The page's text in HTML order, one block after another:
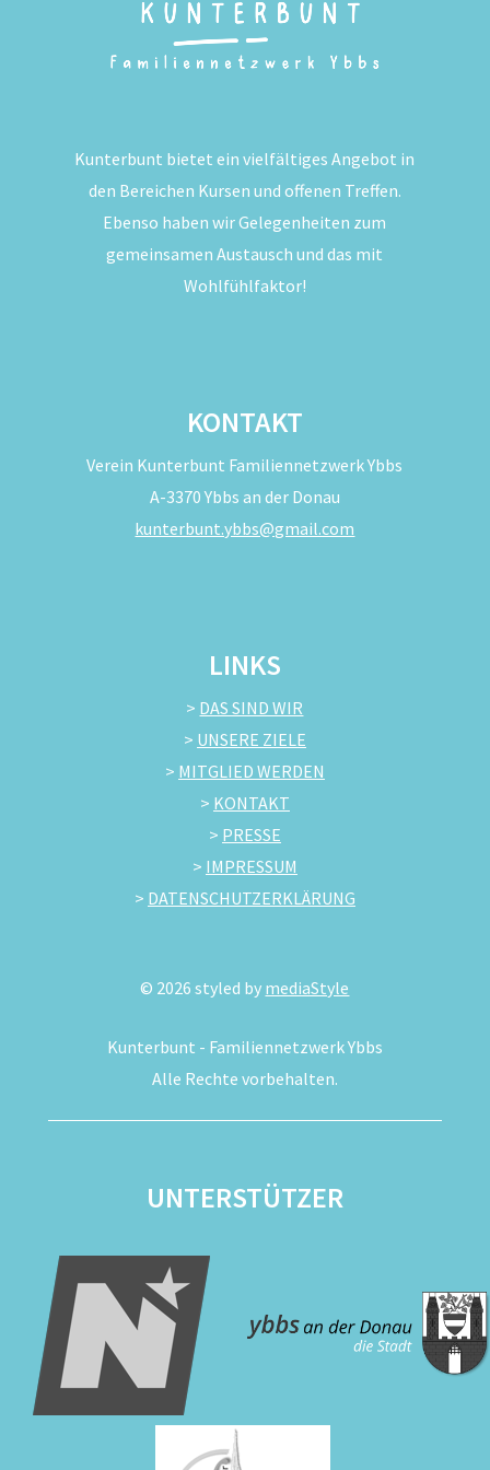
Kunterbunt bietet ein vielfältiges Angebot in
den Bereichen Kursen und offenen Treffen.
Ebenso haben wir Gelegenheiten zum
gemeinsamen Austausch und das mit
Wohlfühlfaktor!
KONTAKT
Verein Kunterbunt Familiennetzwerk Ybbs
A-3370 Ybbs an der Donau
kunterbunt.ybbs@gmail.com
LINKS
> DAS SIND WIR
> UNSERE ZIELE
> MITGLIED WERDEN
> KONTAKT
> PRESSE
> IMPRESSUM
> DATENSCHUTZERKLÄRUNG
© 2026 styled by mediaStyle
Kunterbunt - Familiennetzwerk Ybbs
Alle Rechte vorbehalten.
UNTERSTÜTZER